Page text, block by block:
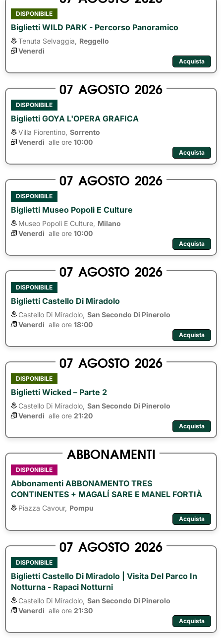
DISPONIBILE
Biglietti WILD PARK - Percorso Panoramico
Tenuta Selvaggia,
Reggello
Venerdì
Acquista
07 AGOSTO 2026
DISPONIBILE
Biglietti GOYA L'OPERA GRAFICA
Villa Fiorentino, Sorrento
Venerdì alle ore 10:00
Acquista
07 AGOSTO 2026
DISPONIBILE
Biglietti Museo Popoli E Culture
Museo Popoli E Culture, Milano
Venerdì alle ore 10:00
Acquista
07 AGOSTO 2026
DISPONIBILE
Biglietti Castello Di Miradolo
Castello Di Miradolo, San Secondo Di Pinerolo
Venerdì alle ore 18:00
Acquista
07 AGOSTO 2026
DISPONIBILE
Biglietti Wicked – Parte 2
Castello Di Miradolo, San Secondo Di Pinerolo
Venerdì alle ore 21:20
Acquista
ABBONAMENTI
DISPONIBILE
Abbonamenti ABBONAMENTO TRES
CONTINENTES + MAGALÍ SARE E MANEL FORTIÀ
Piazza Cavour, Pompu
Acquista
07 AGOSTO 2026
DISPONIBILE
Biglietti Castello Di Miradolo | Visita Del Parco In
Notturna - Rapaci Notturni
Castello Di Miradolo, San Secondo Di Pinerolo
Venerdì alle ore 21:30
Acquista